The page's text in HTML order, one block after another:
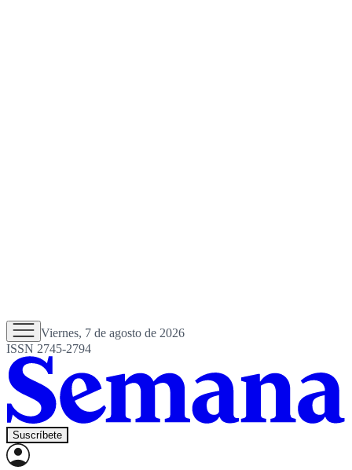
Viernes, 7 de agosto de 2026
ISSN 2745-2794
Suscríbete